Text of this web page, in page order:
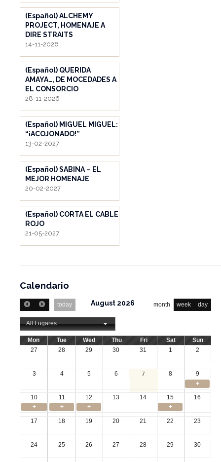
(Español) ALCHEMY
PROJECT, HOMENAJE A
DIRE STRAITS
14-11-2026
(Español) QUERIDA
AMAYA…, DE MOCEDADES A
EL CONSORCIO
28-11-2026
(Español) MIGUEL MIGUEL:
“¡ACOJONADO!”
13-02-2027
(Español) SABINA – EL
MEJOR HOMENAJE
20-02-2027
(Español) CORTA EL CABLE
ROJO
21-05-2027
Calendario
today month week day
August 2026
All Lugares
Mon Tue Wed Thu Fri Sat
Sun
27
28 29 30 31 1 2
3 4 5 6 7 8
9
+
10
11 12 13 14 15
16
+
+ + +
17 18 19 20 21 22 23
24 25 26 27 28 29 30